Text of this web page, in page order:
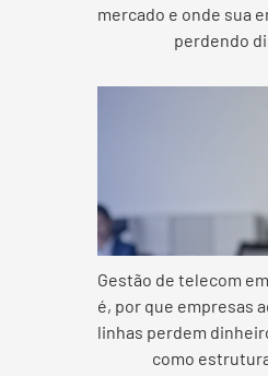
mercado e onde sua
perdendo
Gestão de telecom
é, por que empresas
linhas perdem
como